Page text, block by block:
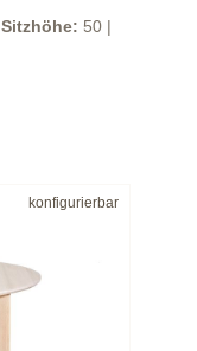
Sitzhöhe: 50 |
konfigurierbar